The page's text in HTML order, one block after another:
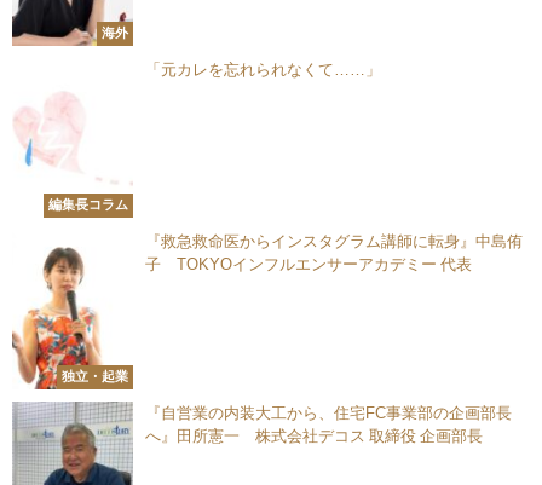
海外
編集長コラム
「元カレを忘れられなくて……」
独立・起業
『救急救命医からインスタグラム講師に転身』中島侑
子 TOKYOインフルエンサーアカデミー 代表
『自営業の内装大工から、住宅FC事業部の企画部長
へ』田所憲一 株式会社デコス 取締役 企画部長